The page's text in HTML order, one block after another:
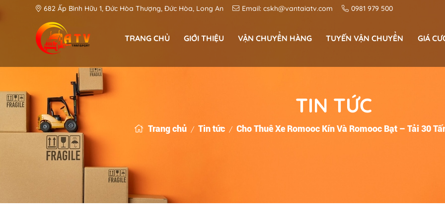
682 Ấp Bình Hữu 1, Đức Hòa Thượng, Đức Hòa, Long An Email: cskh@vantaiatv.com 0981 979 500
TRANG CHỦ GIỚI THIỆU VẬN CHUYỂN HÀNG TUYẾN VẬN CHUYỂN GIÁ
TIN TỨC
Trang chủ Tin tức Cho Thuê Xe Romooc Kín Và Romooc Bạt – Tải 30